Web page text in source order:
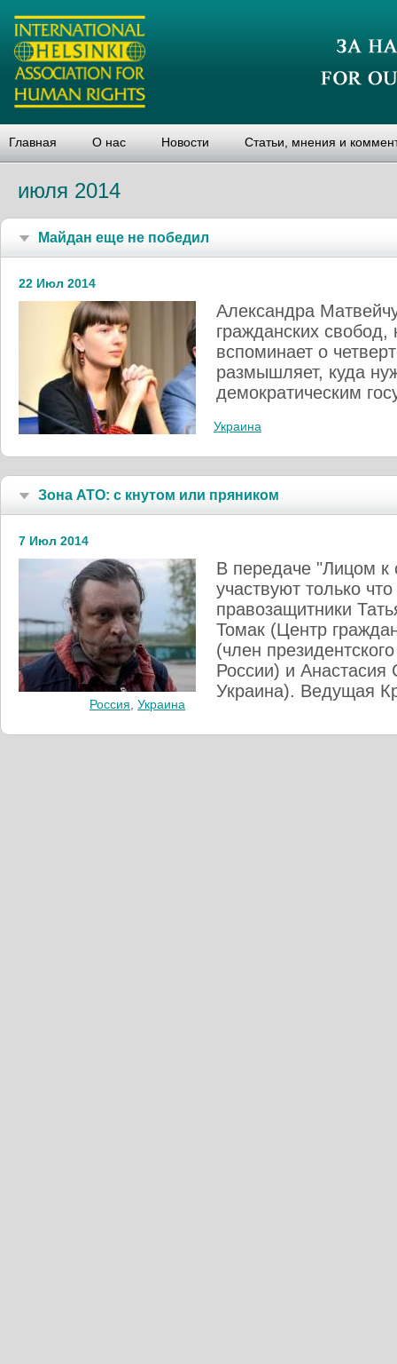
Главная О нас Новости Статьи, мнения и
июля 2014
Майдан еще не победил
22 Июл 2014
Александра
гражданских
вспоминает о
размышляет, куда
демократическим
Украина
Зона АТО: с кнутом или пряником
7 Июл 2014
В передаче "Лицом
участвуют только
правозащитники
Томак (Центр
(член
России) и Анастасия
Украина). Ведущая
Россия Украина